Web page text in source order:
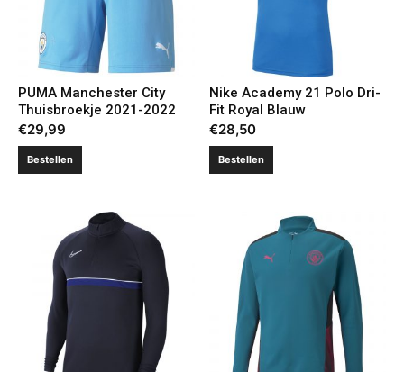
PUMA Manchester City
Thuisbroekje 2021-2022
€29,99
Bestellen
Nike Academy 21 Polo Dri-
Fit Royal Blauw
€28,50
Bestellen